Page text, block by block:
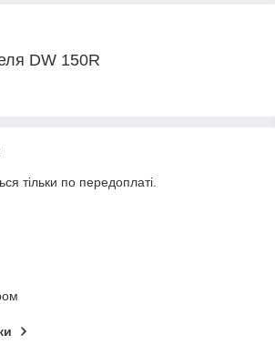
DW 150R
тільки по передоплаті.